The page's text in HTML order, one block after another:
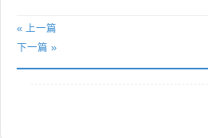
« 上一篇
下一篇 »